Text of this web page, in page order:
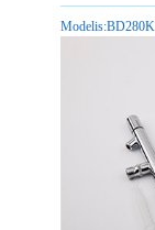
Modelis:BD280K